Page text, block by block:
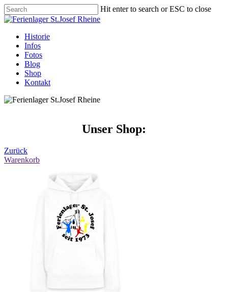
Hit enter to search or ESC to close
Historie
Infos
Fotos
Blog
Shop
Kontakt
Unser Shop:
Zurück
Warenkorb